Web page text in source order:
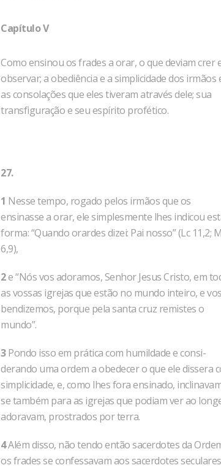
Capítulo V
Como ensinou os frades a orar, o que deviam crer
observar; a obediência e a simplicidade dos irmãos
as consolações que eles tiveram através dele; sua
transfiguração e seu espírito profético.
27.
1 Nesse tempo, rogado pelos irmãos que os
ensinasse a orar, ele simplesmente lhes indicou
forma: “Quando orardes dizei: Pai nosso” (Lc 11,2;
6,9),
2e “Nós vos adoramos, Senhor Jesus Cristo, em
as vossas igrejas que estão no mundo inteiro, e vos
bendizemos, porque pela santa cruz remistes o
mundo”.
3Pondo isso em prática com humildade e consi­
derando uma ordem a obedecer o que ele dissera
simplicidade, e, como lhes fora ensinado,
se também para as igrejas que podiam ver ao
ado­ravam, prostrados por terra.
4Além disso, não tendo então sacerdotes da
os frades se confessavam aos sacerdotes